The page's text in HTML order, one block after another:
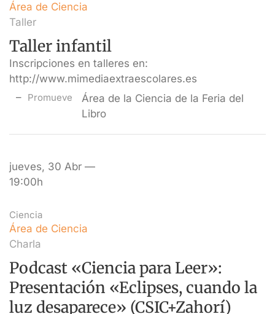
Área de Ciencia
Taller
Taller infantil
Inscripciones en talleres en:
http://www.mimediaextraescolares.es
Promueve
Área de la Ciencia de la Feria del
Libro
jueves, 30 Abr —
19:00h
Ciencia
Área de Ciencia
Charla
Podcast «Ciencia para Leer»:
Presentación «Eclipses, cuando la
luz desaparece» (CSIC+Zahorí)